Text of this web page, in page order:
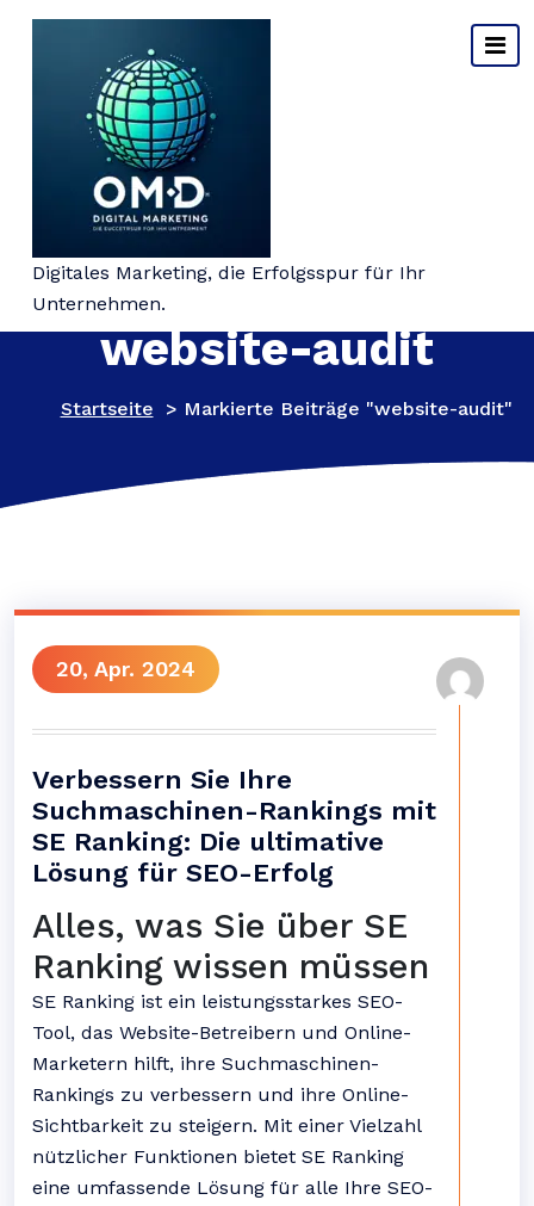
Digitales Marketing, die Erfolgsspur für Ihr
Unternehmen.
Schlagwort-Archiv:
website-audit
Startseite > Markierte Beiträge "website-audit"
20, Apr. 2024
Verbessern Sie Ihre
Suchmaschinen-Rankings mit
SE Ranking: Die ultimative
Lösung für SEO-Erfolg
Alles, was Sie über SE
Ranking wissen müssen
SE Ranking ist ein leistungsstarkes SEO-
Tool, das Website-Betreibern und Online-
Marketern hilft, ihre Suchmaschinen-
Rankings zu verbessern und ihre Online-
Sichtbarkeit zu steigern. Mit einer Vielzahl
nützlicher Funktionen bietet SE Ranking
eine umfassende Lösung für alle Ihre SEO-